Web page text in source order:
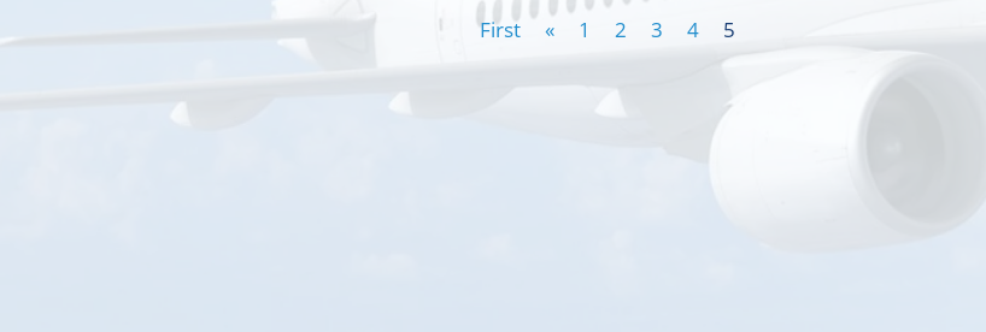
First « 1 2 3 4 5